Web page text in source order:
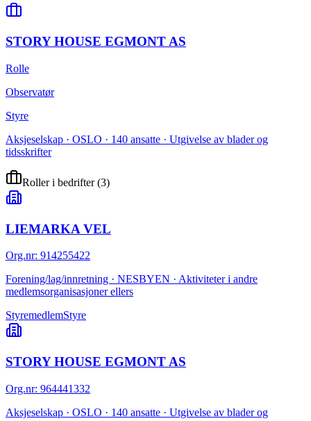
STORY HOUSE EGMONT AS
Rolle
Observatør
Styre
Aksjeselskap · OSLO · 140 ansatte · Utgivelse av blader og
tidsskrifter
Roller i bedrifter(3)
LIEMARKA VEL
Org.nr: 914255422
Forening/lag/innretning · NESBYEN · Aktiviteter i andre
medlemsorganisasjoner ellers
StyremedlemStyre
STORY HOUSE EGMONT AS
Org.nr: 964441332
Aksjeselskap · OSLO · 140 ansatte · Utgivelse av blader og